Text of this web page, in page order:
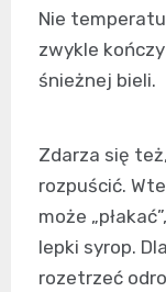
Nie
zwykle
śnieżnej bieli.
Zdarza się
rozpuścić.
może
lepki syrop.
rozetrzeć